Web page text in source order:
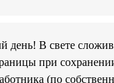
день! В свете
при
(по